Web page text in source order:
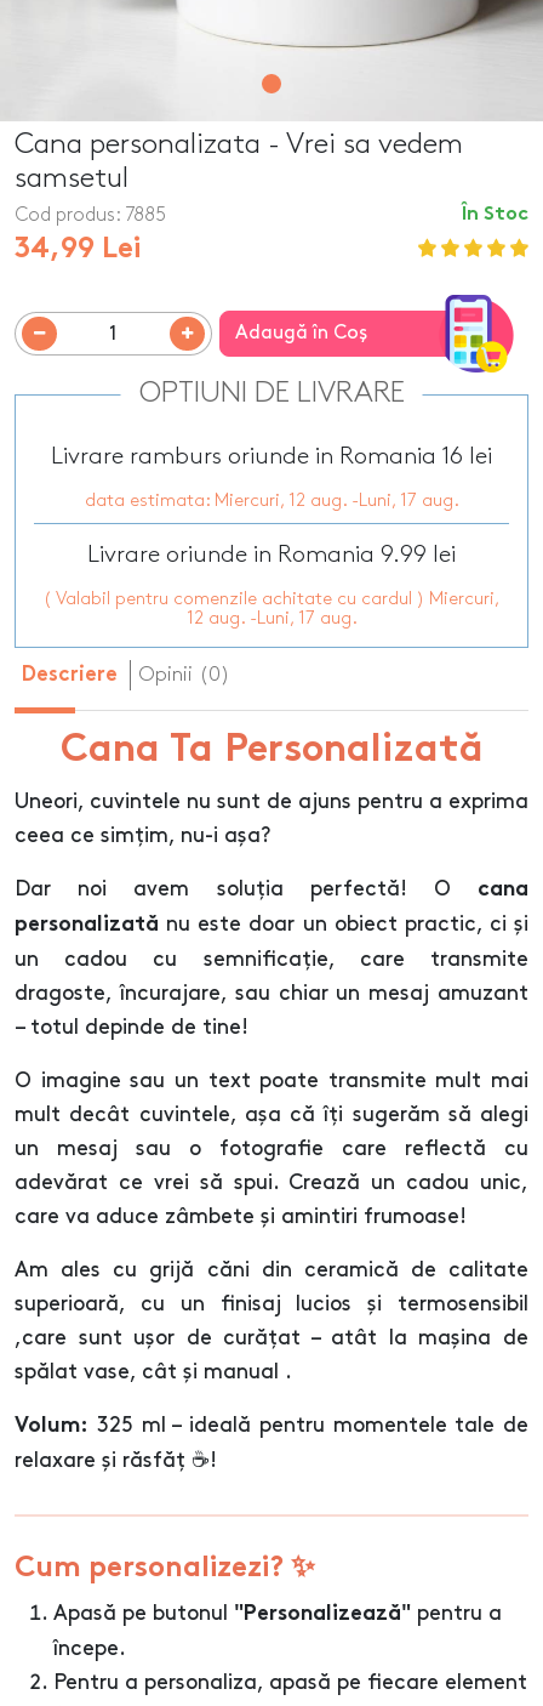
Cana personalizata - Vrei sa vedem
samsetul
În Stoc
Cod produs: 7885
34,99 Lei
Adaugă în Coş
OPTIUNI DE LIVRARE
Livrare ramburs oriunde in Romania 16 lei
data estimata: Miercuri, 12 aug. -Luni, 17 aug.
Livrare oriunde in Romania 9.99 lei
( Valabil pentru comenzile achitate cu cardul ) Miercuri,
12 aug. -Luni, 17 aug.
Descriere Opinii (0)
Cana Ta Personalizată
Uneori, cuvintele nu sunt de ajuns pentru a exprima
ceea ce simțim, nu-i așa?
Dar noi avem soluția perfectă! O cana
personalizată nu este doar un obiect practic, ci și
un cadou cu semnificație, care transmite
dragoste, încurajare, sau chiar un mesaj amuzant
– totul depinde de tine!
O imagine sau un text poate transmite mult mai
mult decât cuvintele, așa că îți sugerăm să alegi
un mesaj sau o fotografie care reflectă cu
adevărat ce vrei să spui. Crează un cadou unic,
care va aduce zâmbete și amintiri frumoase!
Am ales cu grijă căni din ceramică de calitate
superioară, cu un finisaj lucios și termosensibil
,care sunt ușor de curățat – atât la mașina de
spălat vase, cât și manual .
Volum: 325 ml – ideală pentru momentele tale de
relaxare și răsfăț ☕!
Cum personalizezi? ✨
Apasă pe butonul "Personalizează" pentru a
începe.
Pentru a personaliza, apasă pe fiecare element